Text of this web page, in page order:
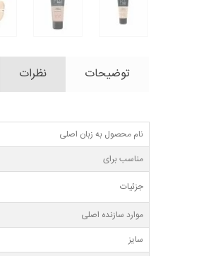
توضیحات نظرات
نام محصول به زبان اصلی
مناسب برای
جزئیات
موارد سازنده اصلی
سایز